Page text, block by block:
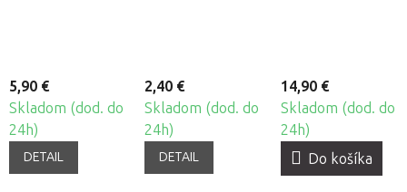
5,90 €
Skladom (dod. do
24h)
DETAIL
2,40 €
Skladom (dod. do
24h)
DETAIL
14,90 €
Skladom (dod. do
24h)
Do košíka